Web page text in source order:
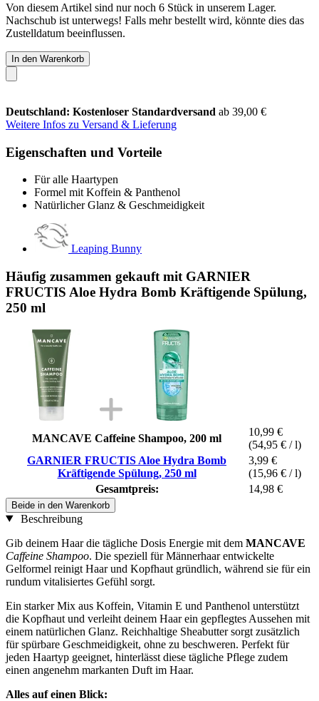
Von diesem Artikel sind nur noch 6 Stück in unserem Lager.
Nachschub ist unterwegs! Falls mehr bestellt wird, könnte dies das
Zustelldatum beeinflussen.
In den Warenkorb
Deutschland: Kostenloser Standardversand ab 39,00 €
Weitere Infos zu Versand & Lieferung
Eigenschaften und Vorteile
Für alle Haartypen
Formel mit Koffein & Panthenol
Natürlicher Glanz & Geschmeidigkeit
Leaping Bunny
Häufig zusammen gekauft mit GARNIER
FRUCTIS Aloe Hydra Bomb Kräftigende Spülung,
250 ml
MANCAVE Caffeine Shampoo, 200 ml
10,99 €
(54,95 € / l)
GARNIER FRUCTIS Aloe Hydra Bomb
Kräftigende Spülung, 250 ml
3,99 €
(15,96 € / l)
Gesamtpreis:
14,98 €
Beide in den Warenkorb
Beschreibung
Gib deinem Haar die tägliche Dosis Energie mit dem MANCAVE
Caffeine Shampoo. Die speziell für Männerhaar entwickelte
Gelformel reinigt Haar und Kopfhaut gründlich, während sie für ein
rundum vitalisiertes Gefühl sorgt.
Ein starker Mix aus Koffein, Vitamin E und Panthenol unterstützt
die Kopfhaut und verleiht deinem Haar ein gepflegtes Aussehen mit
einem natürlichen Glanz. Reichhaltige Sheabutter sorgt zusätzlich
für spürbare Geschmeidigkeit, ohne zu beschweren. Perfekt für
jeden Haartyp geeignet, hinterlässt diese tägliche Pflege zudem
einen angenehm markanten Duft im Haar.
Alles auf einen Blick: